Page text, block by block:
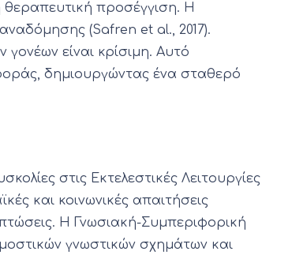
θεραπευτική προσέγγιση. Η
(Safren et al., 2017).
είναι κρίσιμη. Αυτό
δημιουργώντας ένα σταθερό
στις Εκτελεστικές Λειτουργίες
και κοινωνικές απαιτήσεις
Η Γνωσιακή-Συμπεριφορική
γνωστικών σχημάτων και